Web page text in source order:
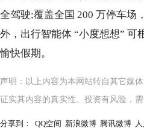
全驾驶;覆盖全国 200 万停车场
外，出行智能体 “小度想想”
愉快假期。
声明：以上内容为本网站转自其它媒
证实其内容的真实性。投资有风险，需
分享到： QQ空间 新浪微博 腾讯微博